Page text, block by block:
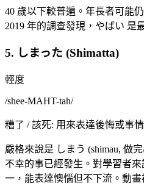
40 歲以下較普遍。年長者可能
2019 年的調查發現，やばい 是
5. しまった (Shimatta)
輕度
/shee-MAHT-tah/
糟了 / 該死: 用來表達後悔或事
嚴格來說是 しまう (shimau, 做
不幸的事已經發生。對學習者
一，能表達懊惱但不下流。動畫